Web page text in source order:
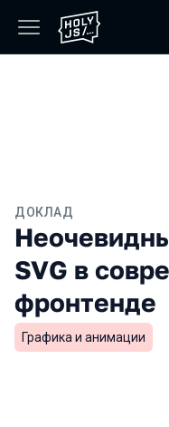
ДОКЛАД
SVG в
фронтенде
Графика и анимации